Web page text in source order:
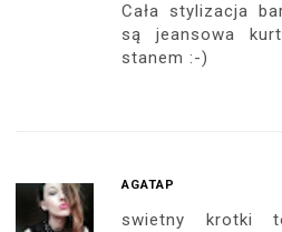
Cała stylizacja
są jeansowa
stanem :-)
AGATAP
swietny krotki